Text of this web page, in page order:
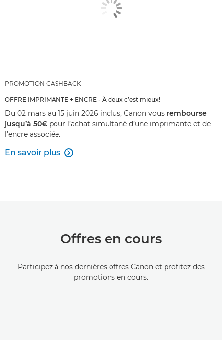
PROMOTION CASHBACK
OFFRE IMPRIMANTE + ENCRE - À deux c’est mieux!
Du 02 mars au 15 juin 2026 inclus, Canon vous rembourse
jusqu’à 50€ pour l’achat simultané d’une imprimante et de
l’encre associée.
En savoir plus 
Offres en cours
Participez à nos dernières offres Canon et profitez des
promotions en cours.